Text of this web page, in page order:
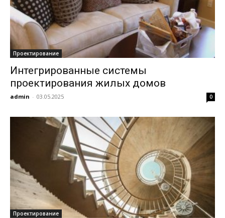
Проектирование
Интегрированные системы
проектирования жилых домов
admin - 03.05.2025 0
Проектирование